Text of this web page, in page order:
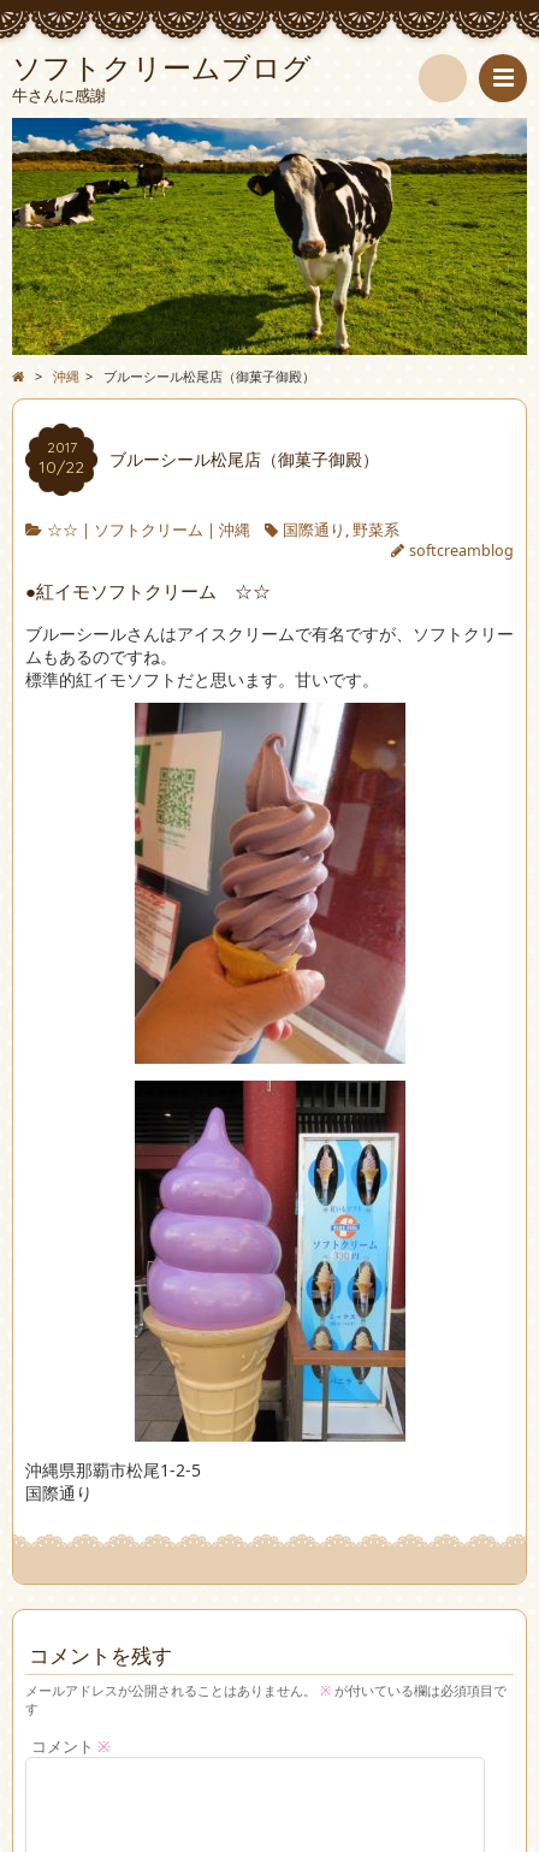
ソフトクリームブログ
牛さんに感謝
検
索
> 沖縄 > ブルーシール松尾店（御菓子御殿）
2017
10/22 ブルーシール松尾店（御菓子御殿）
☆☆ | ソフトクリーム | 沖縄 国際通り ,野菜系
softcreamblog
●紅イモソフトクリーム ☆☆
ブルーシールさんはアイスクリームで有名ですが、ソフトクリー
ムもあるのですね。
標準的紅イモソフトだと思います。甘いです。
沖縄県那覇市松尾1-2-5
国際通り
コメントを残す
メールアドレスが公開されることはありません。 ※ が付いている欄は必須項目で
す
コメント ※